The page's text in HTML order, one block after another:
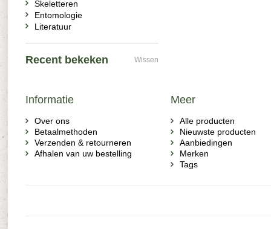
Skeletteren
Entomologie
Literatuur
Recent bekeken Wissen
Informatie
Over ons
Betaalmethoden
Verzenden & retourneren
Afhalen van uw bestelling
Meer
Alle producten
Nieuwste producten
Aanbiedingen
Merken
Tags